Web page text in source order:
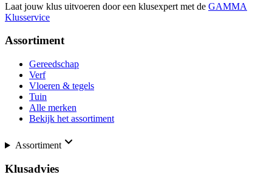
Laat jouw klus uitvoeren door een klusexpert met de GAMMA
Klusservice
Assortiment
Gereedschap
Verf
Vloeren & tegels
Tuin
Alle merken
Bekijk het assortiment
Assortiment
Klusadvies